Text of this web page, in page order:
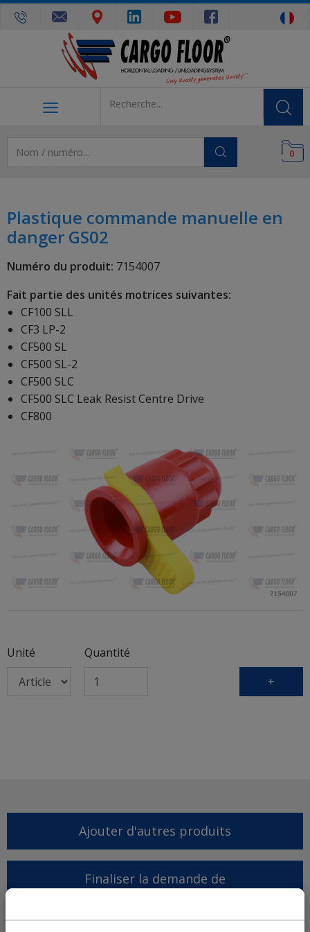
0
Plastique commande manuelle en
danger GS02
Numéro du produit: 7154007
Fait partie des unités motrices suivantes:
CF100 SLL
CF3 LP-2
CF500 SL
CF500 SL-2
CF500 SLC
CF500 SLC Leak Resist Centre Drive
CF800
Unité
Quantité
+
Ajouter d'autres produits
Finaliser la demande de